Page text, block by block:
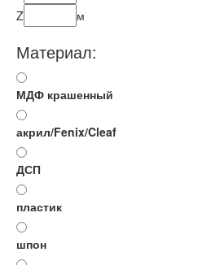
Z
м
Материал:
МДФ крашенный
акрил/Fenix/Cleaf
ДСП
пластик
шпон